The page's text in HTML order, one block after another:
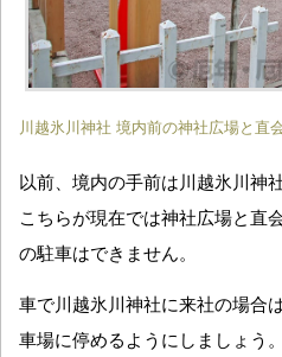
川越氷川神社 境内前の神社広場と直
以前、境内の手前は川越氷川神
こちらが現在では神社広場と直
の駐車はできません。
車で川越氷川神社に来社の場合
車場に停めるようにしましょう。